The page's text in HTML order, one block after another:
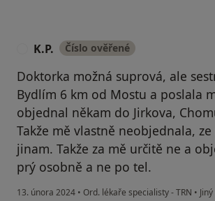
K.P. Číslo ověřené
Doktorka možná suprová, ale
Bydlím 6 km od Mostu a poslala
objednal někam do Jirkova,
Takže mě vlastně neobjednala,
jinam. Takže za mě určitě ne a
prý osobně a ne po tel.
13. února 2024 • Ord. lékaře specialisty - TRN • Jiný